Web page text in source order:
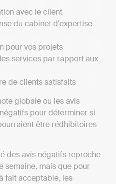
avec le client
du cabinet d'expertise
pour vos projets
services par rapport aux
de clients satisfaits
globale ou les avis
pour déterminer si
être rédhibitoires
des avis négatifs reproche
semaine, mais que pour
fait acceptable, les